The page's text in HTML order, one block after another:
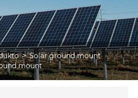
Solar ground mount
mount